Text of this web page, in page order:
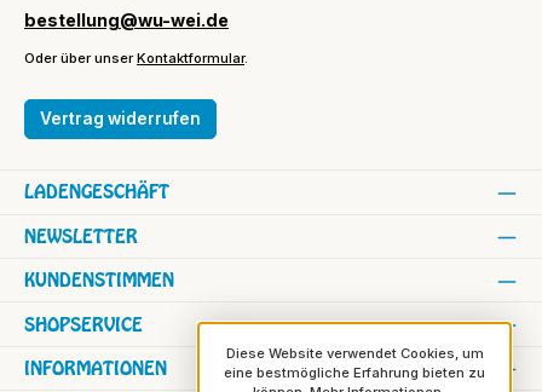
bestellung@wu-wei.de
Oder über unserKontaktformular.
Vertrag widerrufen
SHOPSERVICE
INFORMATIONEN
NEWSLETTER
KUNDENSTIMMEN
LADENGESCHÄFT
Diese Website verwendet Cookies, um
eine bestmögliche Erfahrung bieten zu